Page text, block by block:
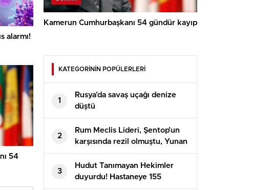
alarmı!
54
Kamerun Cumhurbaşkanı 54 gündür kayıp
KATEGORİNİN POPÜLERLERİ
1
Rusya’da savaş uçağı denize
düştü
2
Rum Meclis Lideri, Şentop’un
karşısında rezil olmuştu, Yunan
basını isyan etti
3
Hudut Tanımayan Hekimler
duyurdu! Hastaneye 155
meyyit, 357 yaralı getirildi